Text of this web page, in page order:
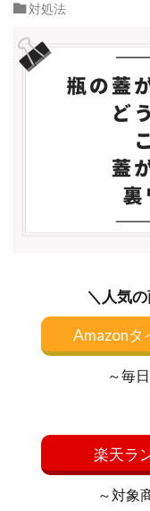
対処法
＼人気
Amazonタ
～毎
楽天ラ
～対象